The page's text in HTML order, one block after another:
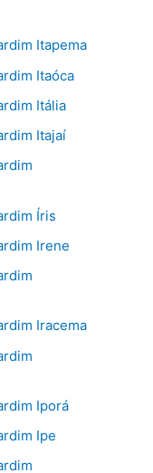
Itapema
Itaóca
Itália
Itajaí
Íris
Irene
Iracema
Iporá
Ipe